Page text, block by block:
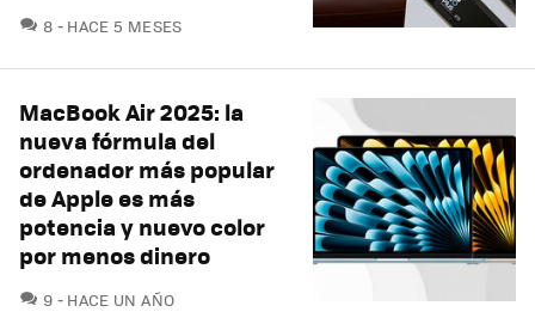
8 COMENTARIOS
HACE 5 MESES
MacBook Air 2025: la
nueva fórmula del
ordenador más popular
de Apple es más
potencia y nuevo color
por menos dinero
9 COMENTARIOS
HACE UN AÑO